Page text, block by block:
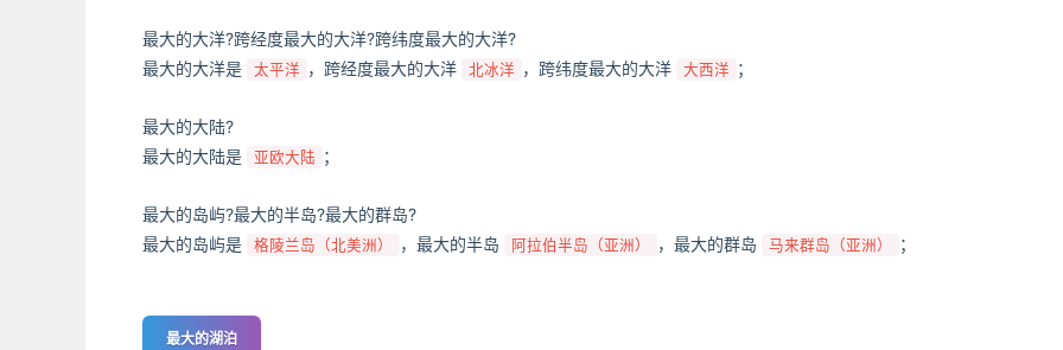
最大的大洋?跨经度最大的大洋?跨纬度最大的大洋?
最大的大洋是
太平洋 ，跨经度最大的大洋 北冰洋 ，跨纬度最大的大洋 大西洋 ；
最大的大陆?
最大的大陆是
亚欧大陆 ；
最大的岛屿?最大的半岛?最大的群岛?
最大的岛屿是
格陵兰岛（北美洲） ，最大的半岛 阿拉伯半岛（亚洲） ，最大的群岛 马来群岛（亚洲） ；
最大的湖泊